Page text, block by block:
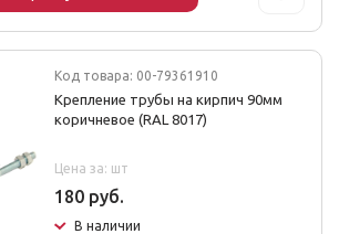
Код товара: 00-79361910
Крепление трубы на кирпич 90мм
коричневое (RAL 8017)
Цена за: шт
180 руб.
В наличии